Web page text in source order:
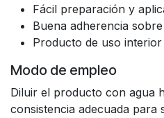
Fácil preparación y
Buena adherencia
Producto de uso
Modo de empleo
Diluir el producto con agua
consistencia adecuada para